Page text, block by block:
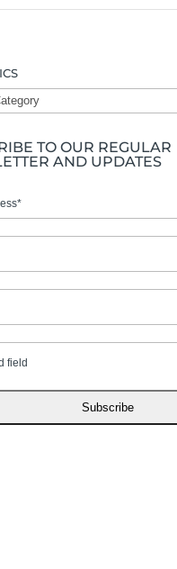
TO OUR REGULAR
AND UPDATES
*
field